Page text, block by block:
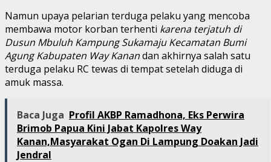
Namun upaya pelarian terduga pelaku yang mencoba
membawa motor korban terhenti karena terjatuh di
Dusun Mbuluh Kampung Sukamaju Kecamatan Bumi
Agung Kabupaten Way Kanandan akhirnya salah satu
terduga pelaku RC tewas di tempat setelah diduga di
amuk massa.
Baca Juga Profil AKBP Ramadhona, Eks Perwira
Brimob Papua Kini Jabat Kapolres Way
Kanan,Masyarakat Ogan Di Lampung Doakan Jadi
Jendral